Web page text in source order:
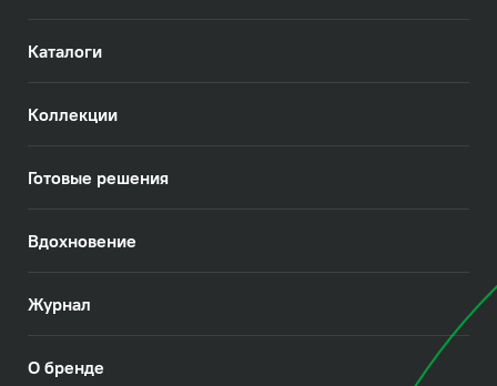
Каталоги
Коллекции
Готовые решения
Вдохновение
Журнал
О бренде